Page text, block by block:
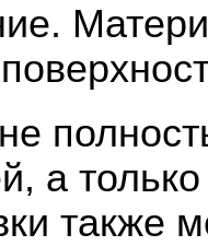
а
также